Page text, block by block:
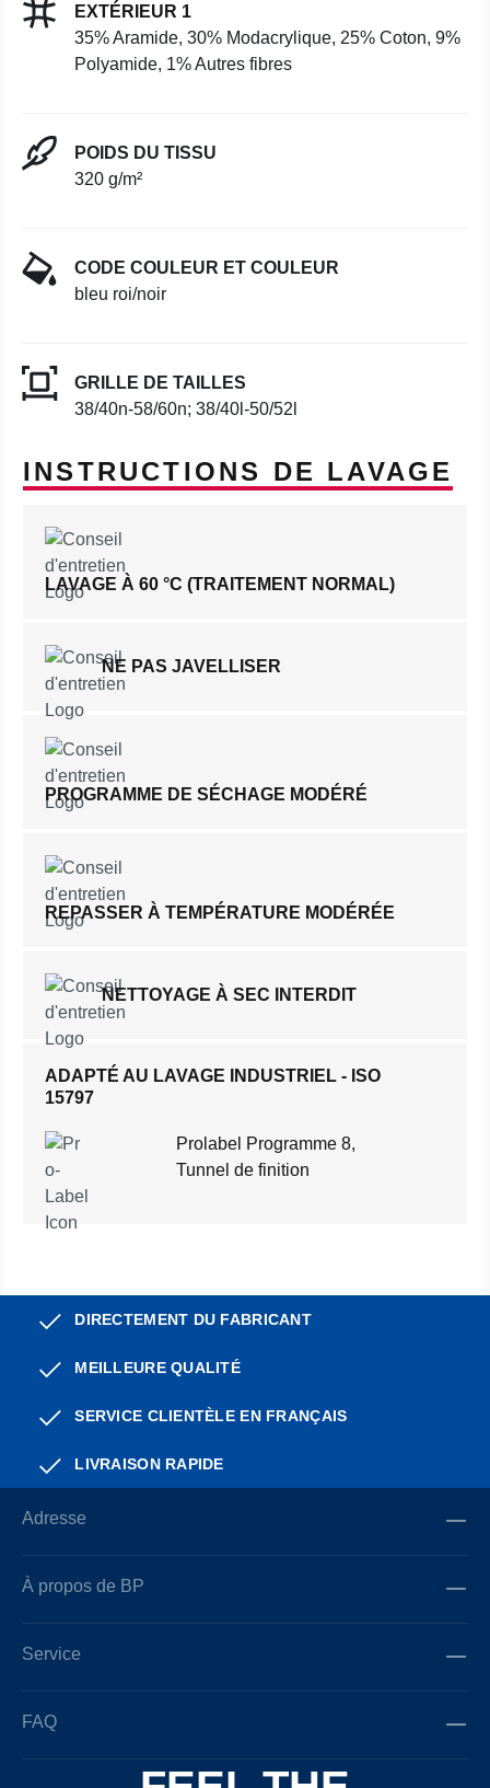
EXTÉRIEUR 1
35% Aramide, 30% Modacrylique, 25% Coton, 9%
Polyamide, 1% Autres fibres
POIDS DU TISSU
320 g/m²
CODE COULEUR ET COULEUR
bleu roi/noir
GRILLE DE TAILLES
38/40n-58/60n; 38/40l-50/52l
INSTRUCTIONS DE LAVAGE
LAVAGE À 60 °C (TRAITEMENT NORMAL)
NE PAS JAVELLISER
PROGRAMME DE SÉCHAGE MODÉRÉ
REPASSER À TEMPÉRATURE MODÉRÉE
NETTOYAGE À SEC INTERDIT
ADAPTÉ AU LAVAGE INDUSTRIEL - ISO
15797
Prolabel Programme 8,
Tunnel de finition
DIRECTEMENT DU FABRICANT
MEILLEURE QUALITÉ
SERVICE CLIENTÈLE EN FRANÇAIS
LIVRAISON RAPIDE
Adresse
À propos de BP
Service
FAQ